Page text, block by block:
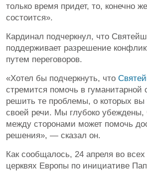
только время придет, то, конечно
состоится».
Кардинал подчеркнул, что
поддерживает разрешение
путем переговоров.
«Хотел бы подчеркнуть, что
стремится помочь в гуманитарной
решить те проблемы, о которых
своей речи. Мы глубоко убеждены,
между сторонами может помочь
решения», — сказал он.
Как сообщалось, 24 апреля во всех
церквях Европы по инициативе